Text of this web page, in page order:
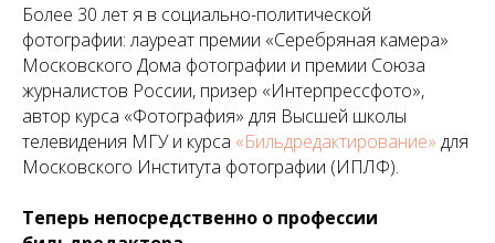
Более 30 лет я в социально-политической
фотографии: лауреат премии «Серебряная камера»
Московского Дома фотографии и премии Союза
журналистов России, призер «Интерпрессфото»,
автор курса «Фотография» для Высшей школы
телевидения МГУ и курса «Бильдредактирование» для
Московского Института фотографии (ИПЛФ).
Теперь непосредственно о профессии